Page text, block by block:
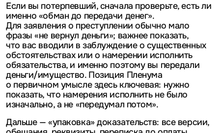
Если вы потерпевший, сначала проверьте, есть ли
именно «обман до передачи денег».
Для заявления о преступлении обычно мало
фразы «не вернул деньги»; важнее показать,
что вас вводили в заблуждение о существенных
обстоятельствах или о намерении исполнить
обязательства, и именно поэтому вы передали
деньги/имущество. Позиция Пленума
о первичном умысле здесь ключевая: нужно
показать, что намерения исполнить не было
изначально, а не «передумал потом».
Дальше — «упаковка» доказательств: все версии,